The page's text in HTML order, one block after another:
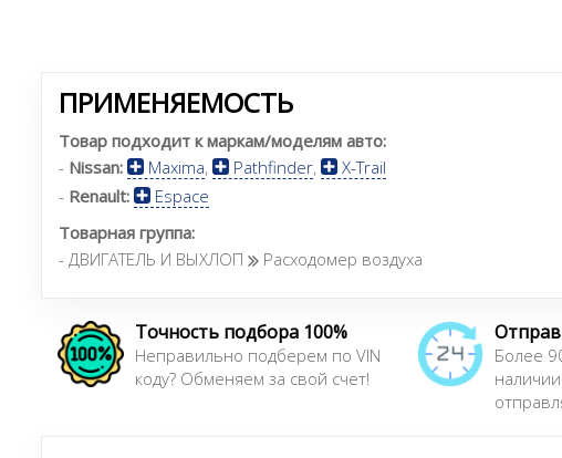
ПРИМЕНЯЕМОСТЬ
Товар подходит к маркам/моделям авто:
- Nissan: Maxima, Pathfinder,
X-Trail
- Renault:
Espace
Товарная группа:
- ДВИГАТЕЛЬ И ВЫХЛОП
Расходомер воздуха
Точность подбора 100%
Неправильно подберем по VIN
коду? Обменяем за свой счет!
Более